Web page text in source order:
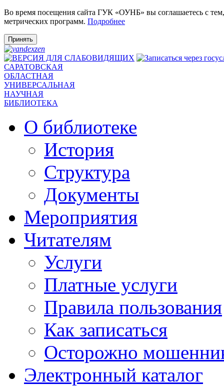
Во время посещения сайта ГУК «ОУНБ» вы соглашаетесь с
метрических программ. Подробнее
Принять
САРАТОВСКАЯ
ОБЛАСТНАЯ
УНИВЕРСАЛЬНАЯ
НАУЧНАЯ
БИБЛИОТЕКА
О библиотеке
История
Структура
Документы
Мероприятия
Читателям
Услуги
Платные услуги
Правила пользования
Как записаться
Осторожно
Электронный каталог